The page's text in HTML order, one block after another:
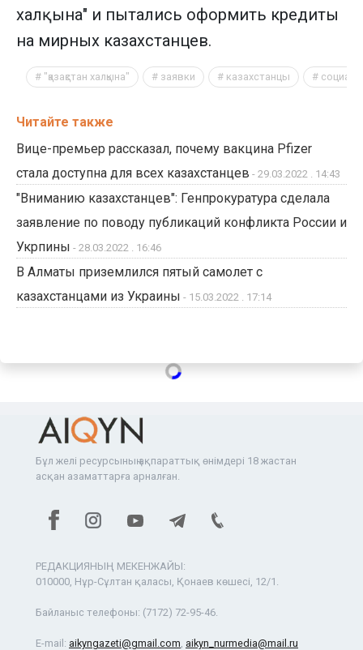
халқына" и пытались оформить кредиты
на мирных казахстанцев.
"қазақстан халқына" заявки казахстанцы
Читайте также
Вице-премьер рассказал, почему вакцина Pfizer
стала доступна для всех казахстанцев - 29.03.2022 . 14:43
"Вниманию казахстанцев": Генпрокуратура сделала
заявление по поводу публикаций конфликта России и
Укрпины - 28.03.2022 . 16:46
В Алматы приземлился пятый самолет с
казахстанцами из Украины - 15.03.2022 . 17:14
Бұл желі ресурсының ақпараттық өнімдері 18 жастан
асқан азаматтарға арналған.
РЕДАКЦИЯНЫҢ МЕКЕНЖАЙЫ:
010000, Нұр-Сұлтан қаласы, Қонаев көшесі, 12/1.
Байланыс телефоны: (7172) 72-95-46.
E-mail: aikyngazeti@gmail.com, aikyn_nurmedia@mail.ru